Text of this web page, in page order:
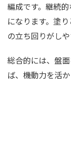
編成です。継続
になります。塗
の立ち回りがしや
総合的には、盤
ば、機動力を活